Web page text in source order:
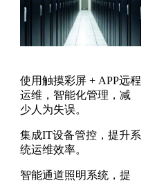
使用触摸彩屏 + APP远程
运维，智能化管理，减
少人为失误。
集成IT设备管控，提升系
统运维效率。
智能通道照明系统，提